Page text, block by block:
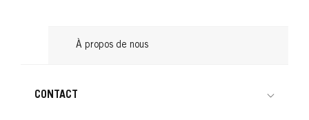
À propos de nous
CONTACT